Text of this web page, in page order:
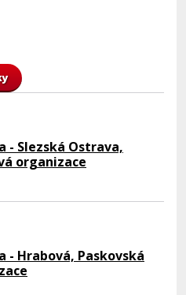
- Slezská Ostrava,
organizace
- Hrabová, Paskovská